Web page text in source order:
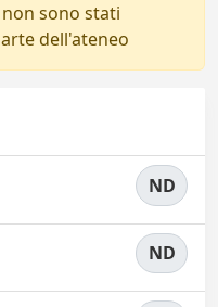
sono stati
dell'ateneo
ND
ND